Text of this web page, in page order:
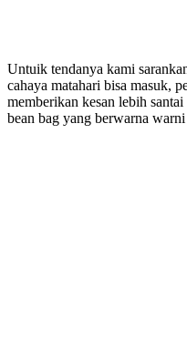
Untuik tendanya kami
cahaya matahari bisa masuk,
memberikan kesan lebih
bean bag yang berwarna